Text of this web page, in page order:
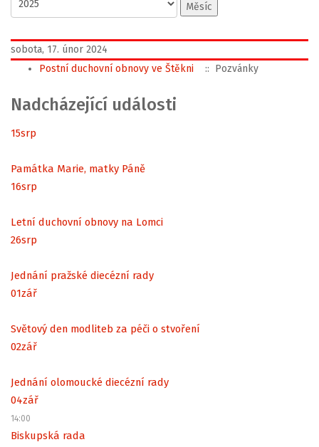
Měsíc
sobota, 17. únor 2024
Postní duchovní obnovy ve Štěkni
:: Pozvánky
Nadcházející události
15srp
Památka Marie, matky Páně
16srp
Letní duchovní obnovy na Lomci
26srp
Jednání pražské diecézní rady
01zář
Světový den modliteb za péči o stvoření
02zář
Jednání olomoucké diecézní rady
04zář
14:00
Biskupská rada